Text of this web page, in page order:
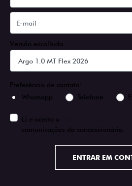
Versão escolhida
Preferência de contato:
Whatsapp
Telefone
Li e aceito a
comunicações da concessionária.
ENTRAR EM